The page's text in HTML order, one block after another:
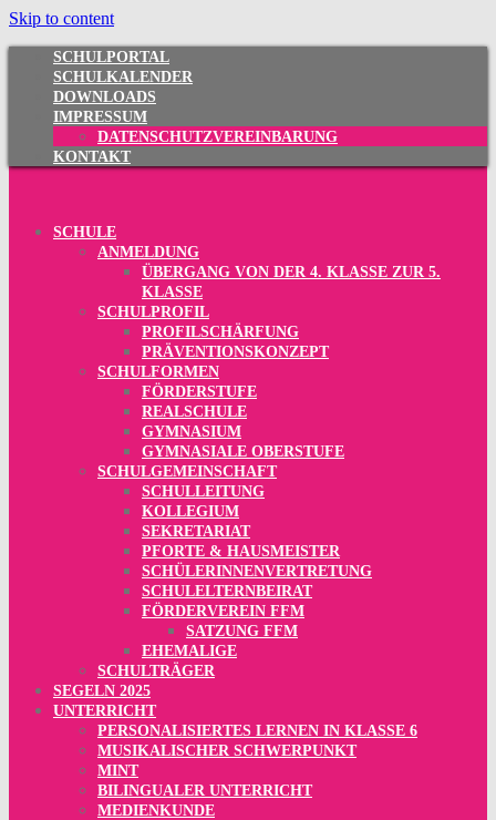
Skip to content
SCHULPORTAL
SCHULKALENDER
DOWNLOADS
IMPRESSUM
DATENSCHUTZVEREINBARUNG
KONTAKT
SCHULE
ANMELDUNG
ÜBERGANG VON DER 4. KLASSE ZUR 5.
KLASSE
SCHULPROFIL
PROFILSCHÄRFUNG
PRÄVENTIONSKONZEPT
SCHULFORMEN
FÖRDERSTUFE
REALSCHULE
GYMNASIUM
GYMNASIALE OBERSTUFE
SCHULGEMEINSCHAFT
SCHULLEITUNG
KOLLEGIUM
SEKRETARIAT
PFORTE & HAUSMEISTER
SCHÜLERINNENVERTRETUNG
SCHULELTERNBEIRAT
FÖRDERVEREIN FFM
SATZUNG FFM
EHEMALIGE
SCHULTRÄGER
SEGELN 2025
UNTERRICHT
PERSONALISIERTES LERNEN IN KLASSE 6
MUSIKALISCHER SCHWERPUNKT
MINT
BILINGUALER UNTERRICHT
MEDIENKUNDE